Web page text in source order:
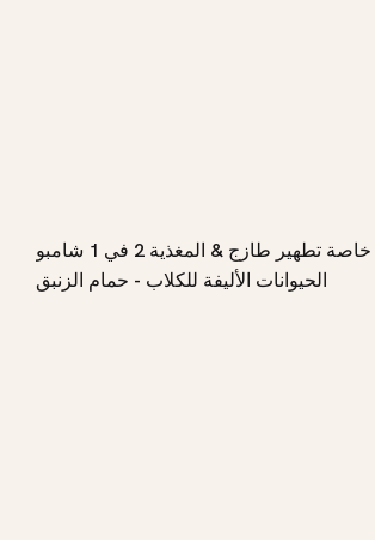
تسمية خاصة تطهير طازج & المغذية 2 في 1 شامبو
الحيوانات الأليفة للكلاب - حمام الزنبق